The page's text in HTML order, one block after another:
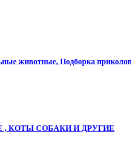
Подборка
КОТЫ СОБАКИ И ДРУГИЕ